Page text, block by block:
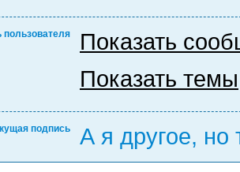
пользователя
Показать
Показать темы
подпись А я другое, но